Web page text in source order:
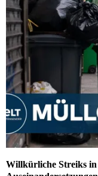
Willkürliche Streiks